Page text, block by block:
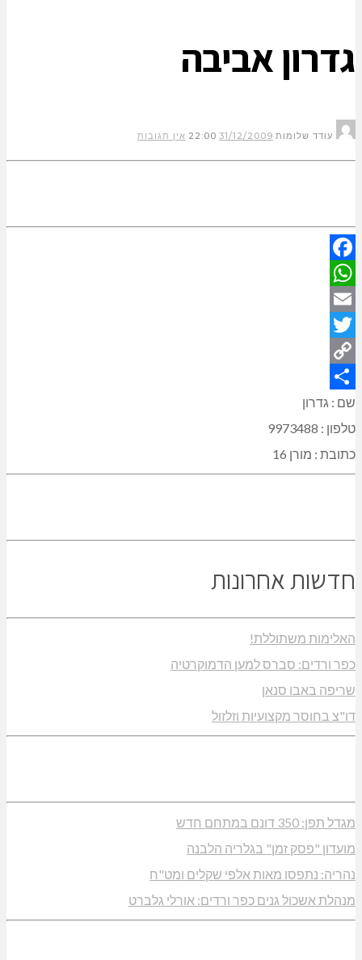
גדרון אביבה
עודד שלומות 31/12/2009
22:00 אין תגובות
Facebook
WhatsApp
Email
Twitter
Copy
Link
Share
שם : גדרון
טלפון : 9973488
כתובת : מורן 16
חדשות אחרונות
האלימות משתוללת!
כפר ורדים: סברס למען הדמוקרטיה
שריפה באבו סנאן
דו"צ בחוסר מקצועיות וזלזול
מגדל תפן: 350 דונם במתחם חדש
מועדון "פסק זמן" בגלריה הלבנה
נהריה: נתפסו מאות אלפי שקלים ומט"ח
מנהלת אשכול גנים כפר ורדים: אורלי גלברט